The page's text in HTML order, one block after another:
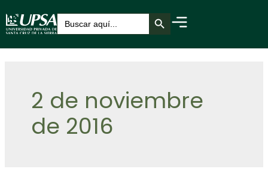
Buscar: Botón de búsqueda
2 de noviembre
de 2016